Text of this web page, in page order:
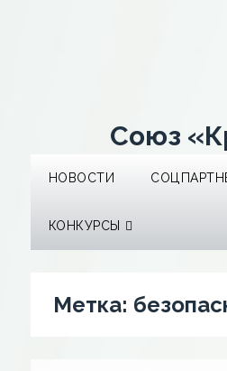
Союз
НОВОСТИ
КОНКУРСЫ
Метка: